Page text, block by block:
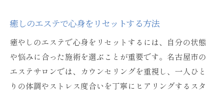
癒しのエステで心身をリセットする方法
癒やしのエステで心身をリセットするには、自分の状態
や悩みに合った施術を選ぶことが重要です。名古屋市の
エステサロンでは、カウンセリングを重視し、一人ひと
りの体調やストレス度合いを丁寧にヒアリングするスタ